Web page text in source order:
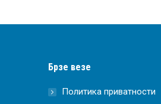
Брзе везе
Политика приватности